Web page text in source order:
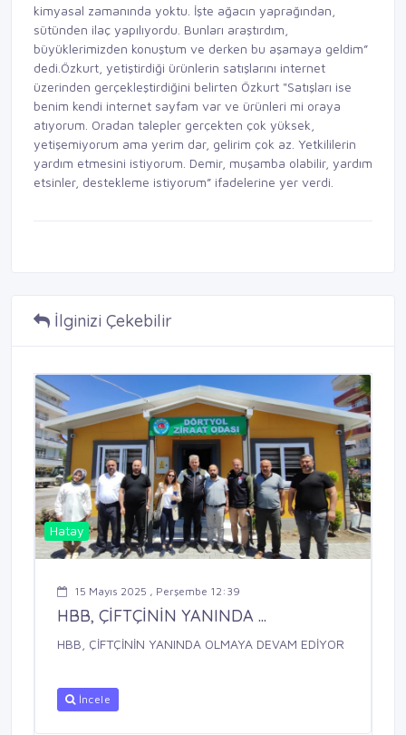
kimyasal zamanında yoktu. İşte ağacın yaprağından,
sütünden ilaç yapılıyordu. Bunları araştırdım,
büyüklerimizden konuştum ve derken bu aşamaya geldim”
dedi.Özkurt, yetiştirdiği ürünlerin satışlarını internet
üzerinden gerçekleştirdiğini belirten Özkurt "Satışları ise
benim kendi internet sayfam var ve ürünleri mi oraya
atıyorum. Oradan talepler gerçekten çok yüksek,
yetişemiyorum ama yerim dar, gelirim çok az. Yetkililerin
yardım etmesini istiyorum. Demir, muşamba olabilir, yardım
etsinler, destekleme istiyorum” ifadelerine yer verdi.
İlginizi Çekebilir
Hatay
15 Mayıs 2025 , Perşembe 12:39
HBB, ÇİFTÇİNİN YANINDA ...
HBB, ÇİFTÇİNİN YANINDA OLMAYA DEVAM EDİYOR
İncele